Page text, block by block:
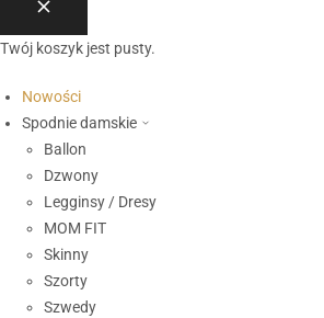
Twój koszyk jest pusty.
Nowości
Spodnie damskie
Ballon
Dzwony
Legginsy / Dresy
MOM FIT
Skinny
Szorty
Szwedy